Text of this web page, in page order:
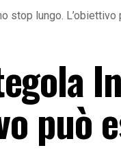
stop lungo. L’obiettivo
può